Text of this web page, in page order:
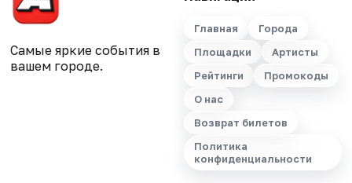
Самые яркие события в
вашем городе.
Главная
Города
Площадки
Артисты
Рейтинги
Промокоды
О нас
Возврат билетов
Политика
конфиденциальности